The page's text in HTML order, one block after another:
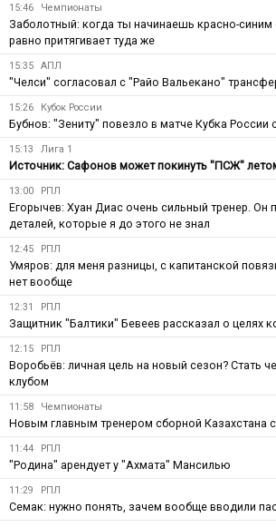
15:46 Чемпионаты
Заболотный: когда ты начинаешь красно-синим
равно притягивает туда же
15:35 АПЛ
"Челси" согласовал с "Райо Вальекано"
15:26 Кубок России
Бубнов: "Зениту" повезло в матче Кубка России
15:13 Лига 1
Источник: Сафонов может покинуть "ПСЖ"
13:00 РПЛ
Егорычев: Хуан Диас очень сильный тренер. Он
деталей, которые я до этого не знал
12:45 РПЛ
Умяров: для меня разницы, с капитанской
нет вообще
12:31 РПЛ
Защитник "Балтики" Бевеев рассказал о целях
12:15 РПЛ
Воробьёв: личная цель на новый сезон? Стать
клубом
11:58 Чемпионаты
Новым главным тренером сборной Казахстана
11:44 РПЛ
"Родина" арендует у "Ахмата" Мансилью
11:29 РПЛ
Семак: нужно понять, зачем вообще вводили